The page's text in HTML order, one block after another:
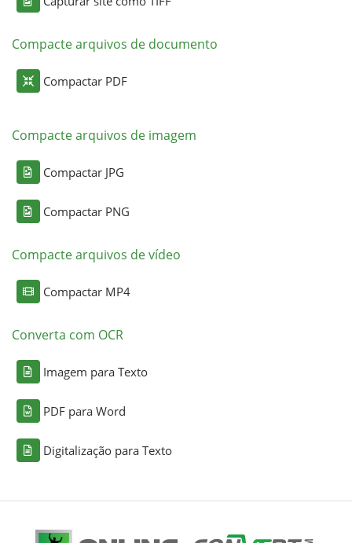
Compacte arquivos de documento
Compactar PDF
Compacte arquivos de imagem
Compactar JPG
Compactar PNG
Compacte arquivos de vídeo
Compactar MP4
Converta com OCR
Imagem para Texto
PDF para Word
Digitalização para Texto